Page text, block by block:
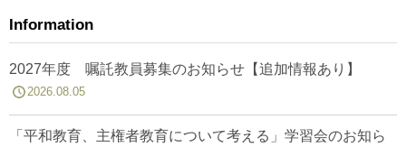
Information
2027年度 嘱託教員募集のお知らせ【追加情報あり】
2026.08.05
「平和教育、主権者教育について考える」学習会のお知ら